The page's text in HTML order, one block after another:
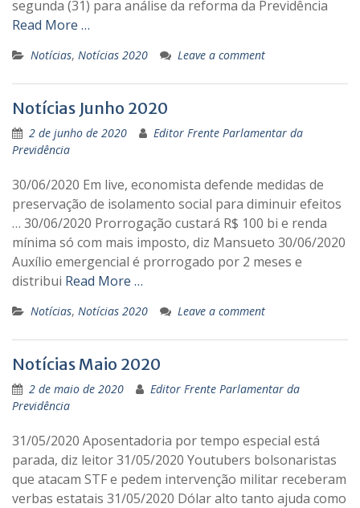
segunda (31) para análise da reforma da Previdência
Read More …
Notícias, Notícias 2020 Leave a comment
Notícias Junho 2020
2 de junho de 2020
Editor Frente Parlamentar da
Previdência
30/06/2020 Em live, economista defende medidas de
preservação de isolamento social para diminuir efeitos
… 30/06/2020 Prorrogação custará R$ 100 bi e renda
mínima só com mais imposto, diz Mansueto 30/06/2020
Auxílio emergencial é prorrogado por 2 meses e
distribui Read More …
Notícias, Notícias 2020 Leave a comment
Notícias Maio 2020
2 de maio de 2020
Editor Frente Parlamentar da
Previdência
31/05/2020 Aposentadoria por tempo especial está
parada, diz leitor 31/05/2020 Youtubers bolsonaristas
que atacam STF e pedem intervenção militar receberam
verbas estatais 31/05/2020 Dólar alto tanto ajuda como